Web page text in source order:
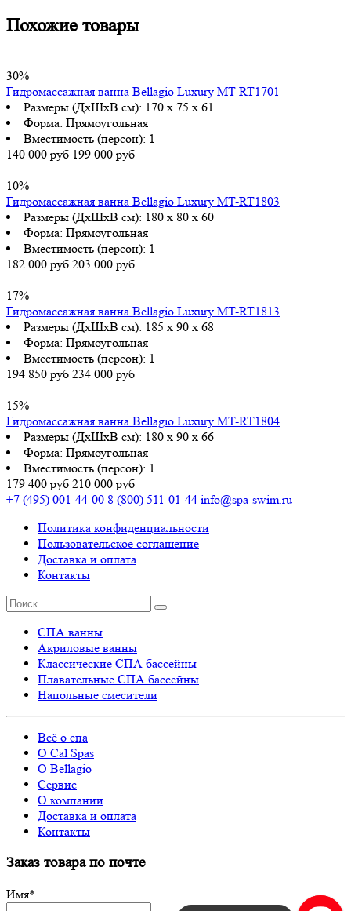
Похожие товары
30%
Гидромассажная ванна Bellagio Luxury MT-RT1701
Размеры (ДхШхВ см): 170 x 75 x 61
Форма: Прямоугольная
Вместимость (персон): 1
140 000 руб 199 000 руб
10%
Гидромассажная ванна Bellagio Luxury MT-RT1803
Размеры (ДхШхВ см): 180 x 80 x 60
Форма: Прямоугольная
Вместимость (персон): 1
182 000 руб 203 000 руб
17%
Гидромассажная ванна Bellagio Luxury MT-RT1813
Размеры (ДхШхВ см): 185 x 90 x 68
Форма: Прямоугольная
Вместимость (персон): 1
194 850 руб 234 000 руб
15%
Гидромассажная ванна Bellagio Luxury MT-RT1804
Размеры (ДхШхВ см): 180 x 90 x 66
Форма: Прямоугольная
Вместимость (персон): 1
179 400 руб 210 000 руб
+7 (495) 001-44-00 8 (800) 511-01-44 info@spa-swim.ru
Политика конфиденциальности
Пользовательское соглашение
Доставка и оплата
Контакты
СПА ванны
Акриловые ванны
Классические СПА бассейны
Плавательные СПА бассейны
Напольные смесители
Всё о спа
О Cal Spas
О Bellagio
Сервис
О компании
Доставка и оплата
Контакты
Заказ товара по почте
Имя*